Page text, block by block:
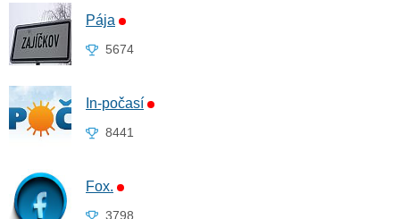
Pája
5674
In-počasí
8441
Fox.
3798